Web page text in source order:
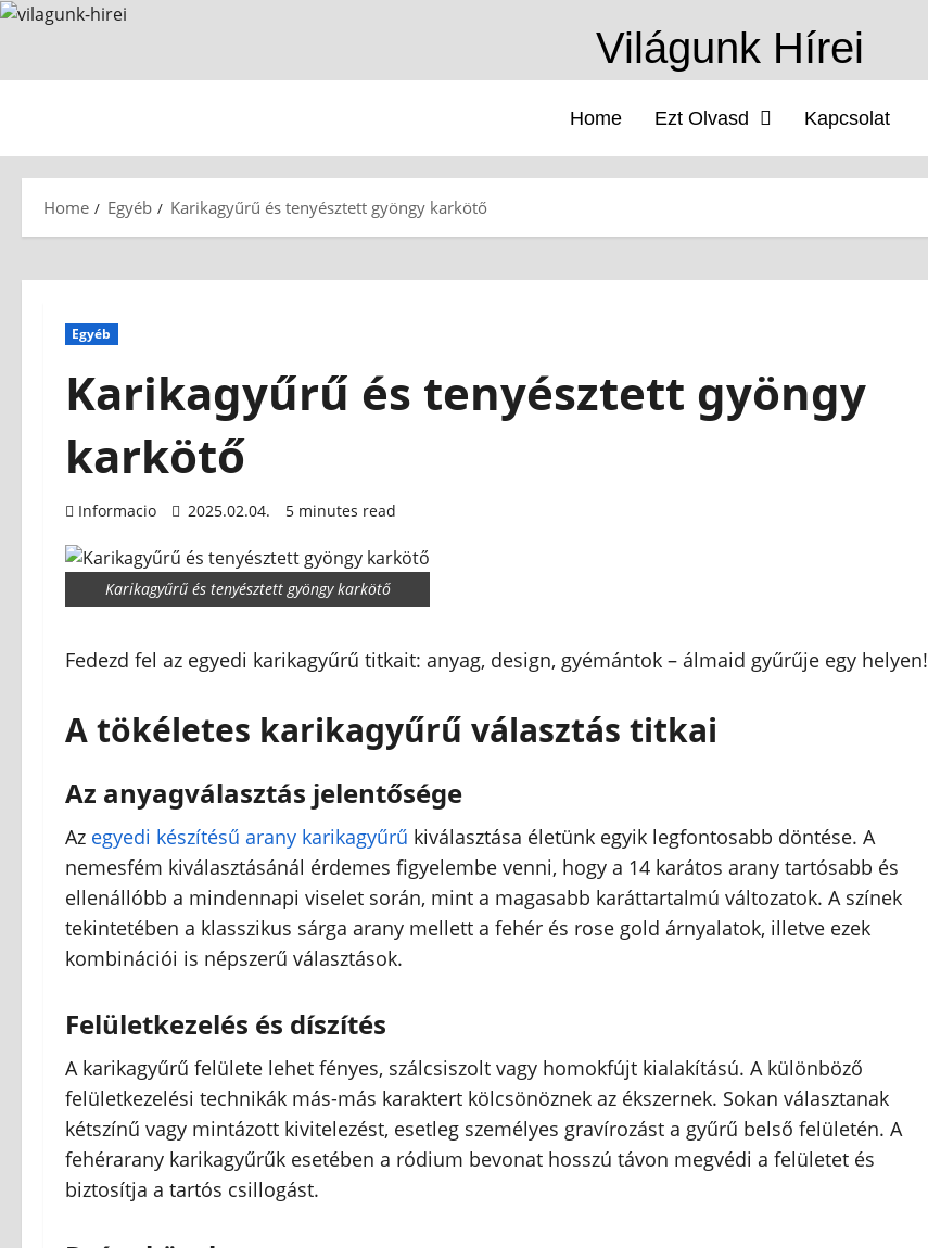
Világunk Hírei
Home Ezt Olvasd Kapcsolat
Home Egyéb Karikagyűrű és tenyésztett gyöngy karkötő
Egyéb
Karikagyűrű és tenyésztett gyöngy
karkötő
Informacio 2025.02.04. 5 minutes read
Karikagyűrű és tenyésztett gyöngy karkötő
Fedezd fel az egyedi karikagyűrű titkait: anyag, design, gyémántok – álmaid gyűrűje egy helyen!
A tökéletes karikagyűrű választás titkai
Az anyagválasztás jelentősége
Az egyedi készítésű arany karikagyűrű kiválasztása életünk egyik legfontosabb döntése. A
nemesfém kiválasztásánál érdemes figyelembe venni, hogy a 14 karátos arany tartósabb és
ellenállóbb a mindennapi viselet során, mint a magasabb karáttartalmú változatok. A színek
tekintetében a klasszikus sárga arany mellett a fehér és rose gold árnyalatok, illetve ezek
kombinációi is népszerű választások.
Felületkezelés és díszítés
A karikagyűrű felülete lehet fényes, szálcsiszolt vagy homokfújt kialakítású. A különböző
felületkezelési technikák más-más karaktert kölcsönöznek az ékszernek. Sokan választanak
kétszínű vagy mintázott kivitelezést, esetleg személyes gravírozást a gyűrű belső felületén. A
fehérarany karikagyűrűk esetében a ródium bevonat hosszú távon megvédi a felületet és
biztosítja a tartós csillogást.